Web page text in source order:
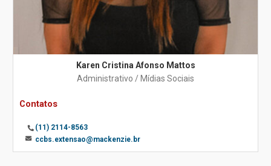
Karen Cristina Afonso Mattos
Administrativo / Mídias Sociais
Contatos
(11) 2114-8563
ccbs.extensao@mackenzie.br